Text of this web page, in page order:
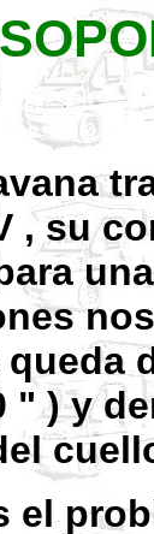
, su
" ) y
el